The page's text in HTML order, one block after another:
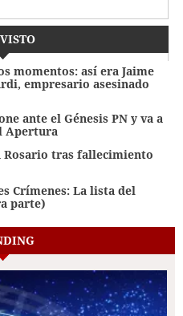
momentos: así era Jaime
empresario asesinado
ante el Génesis PN y va a
Apertura
Rosario tras fallecimiento
Crímenes: La lista del
parte)